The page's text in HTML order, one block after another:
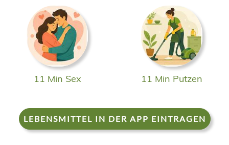
11 Min Sex 11 Min Putzen
LEBENSMITTEL IN DER APP EINTRAGEN